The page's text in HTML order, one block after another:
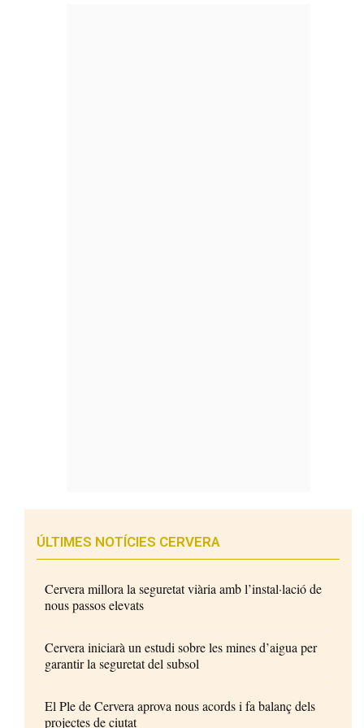
ÚLTIMES NOTÍCIES CERVERA
Cervera millora la seguretat viària amb l’instal·lació de
nous passos elevats
Cervera iniciarà un estudi sobre les mines d’aigua per
garantir la seguretat del subsol
El Ple de Cervera aprova nous acords i fa balanç dels
projectes de ciutat